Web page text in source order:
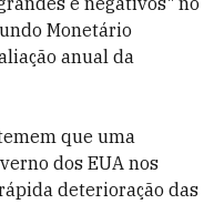
Monetário
anual da
que uma
dos EUA nos
deterioração das